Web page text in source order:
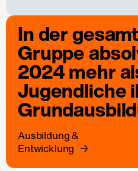
In der
Gruppe
2024 mehr
Jugendliche
Ausbildung &
Entwicklung